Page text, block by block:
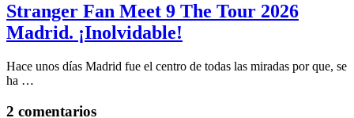
Stranger Fan Meet 9 The Tour 2026
Madrid. ¡Inolvidable!
Hace unos días Madrid fue el centro de todas las miradas por que, se
ha …
2 comentarios